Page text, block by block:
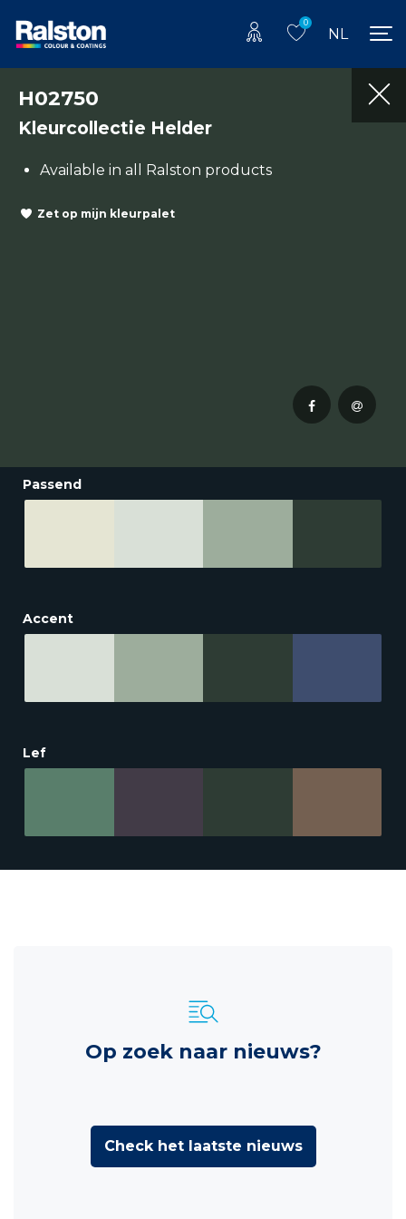
0
NL
H02750
Kleurcollectie Helder
Available in all Ralston products
Zet op mijn kleurpalet
Passend
Accent
Lef
Op zoek naar nieuws?
Check het laatste nieuws